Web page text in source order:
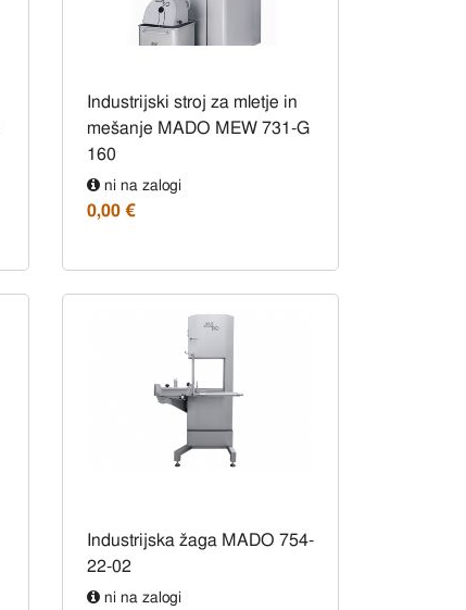
Industrijski stroj za mletje in
mešanje MADO MEW 731-G
160
ni na zalogi
0,00 €
Industrijska žaga MADO 754-
22-02
ni na zalogi